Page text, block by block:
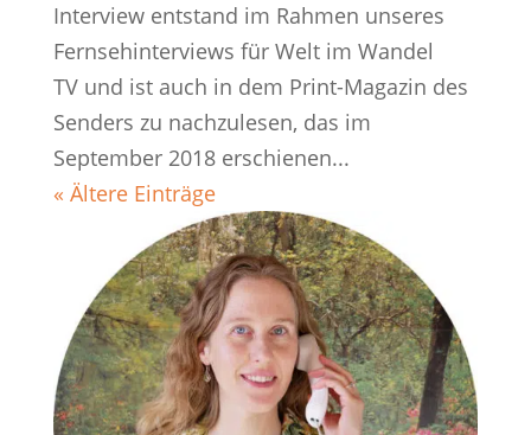
Interview entstand im Rahmen unseres
Fernsehinterviews für Welt im Wandel
TV und ist auch in dem Print-Magazin des
Senders zu nachzulesen, das im
September 2018 erschienen...
« Ältere Einträge